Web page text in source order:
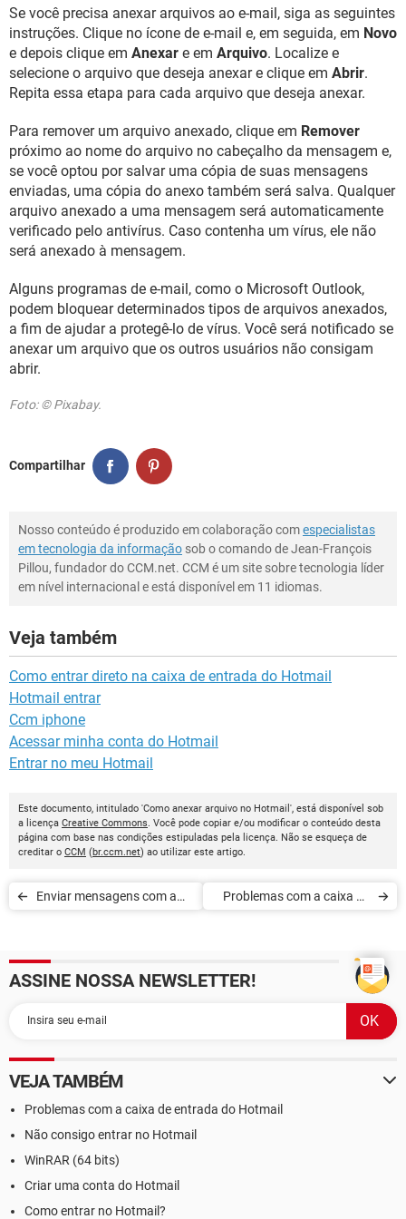
GUIA DE COMPRAS
Se você precisa anexar arquivos ao e-mail, siga as seguintes
instruções. Clique no ícone de e-mail e, em seguida, em Novo
e depois clique em Anexar e em Arquivo. Localize e
selecione o arquivo que deseja anexar e clique em Abrir.
Repita essa etapa para cada arquivo que deseja anexar.
Para remover um arquivo anexado, clique em Remover
próximo ao nome do arquivo no cabeçalho da mensagem e,
se você optou por salvar uma cópia de suas mensagens
enviadas, uma cópia do anexo também será salva. Qualquer
arquivo anexado a uma mensagem será automaticamente
verificado pelo antivírus. Caso contenha um vírus, ele não
será anexado à mensagem.
Alguns programas de e-mail, como o Microsoft Outlook,
podem bloquear determinados tipos de arquivos anexados,
a fim de ajudar a protegê-lo de vírus. Você será notificado se
anexar um arquivo que os outros usuários não consigam
abrir.
Foto: © Pixabay.
Compartilhar
Nosso conteúdo é produzido em colaboração comespecialistas
em tecnologia da informação sob o comando de Jean-François
Pillou, fundador do CCM.net. CCM é um site sobre tecnologia líder
em nível internacional e está disponível em 11 idiomas.
Veja também
Como entrar direto na caixa de entrada do Hotmail
Hotmail entrar
Ccm iphone
Acessar minha conta do Hotmail
Entrar no meu Hotmail
Este documento, intitulado 'Como anexar arquivo no Hotmail', está disponível sob
a licença Creative Commons. Você pode copiar e/ou modificar o conteúdo desta
página com base nas condições estipuladas pela licença. Não se esqueça de
creditar o CCM (br.ccm.net) ao utilizar este artigo.
Enviar mensagens com a
Problemas com a caixa de
ASSINE NOSSA NEWSLETTER!
VEJA TAMBÉM
Problemas com a caixa de entrada do Hotmail
Não consigo entrar no Hotmail
WinRAR (64 bits)
Criar uma conta do Hotmail
Como entrar no Hotmail?